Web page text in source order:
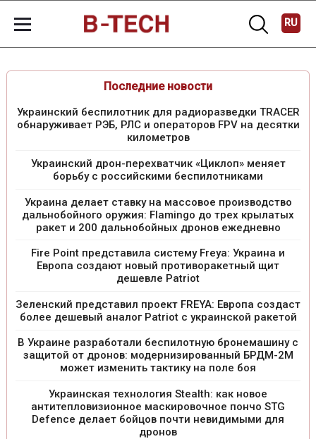
RU
Последние новости
Украинский беспилотник для радиоразведки TRACER
обнаруживает РЭБ, РЛС и операторов FPV на десятки
километров
Украинский дрон-перехватчик «Циклоп» меняет
борьбу с российскими беспилотниками
Украина делает ставку на массовое производство
дальнобойного оружия: Flamingo до трех крылатых
ракет и 200 дальнобойных дронов ежедневно
Fire Point представила систему Freya: Украина и
Европа создают новый противоракетный щит
дешевле Patriot
Зеленский представил проект FREYA: Европа создаст
более дешевый аналог Patriot с украинской ракетой
В Украине разработали беспилотную бронемашину с
защитой от дронов: модернизированный БРДМ-2М
может изменить тактику на поле боя
Украинская технология Stealth: как новое
антитепловизионное маскировочное пончо STG
Defence делает бойцов почти невидимыми для
дронов